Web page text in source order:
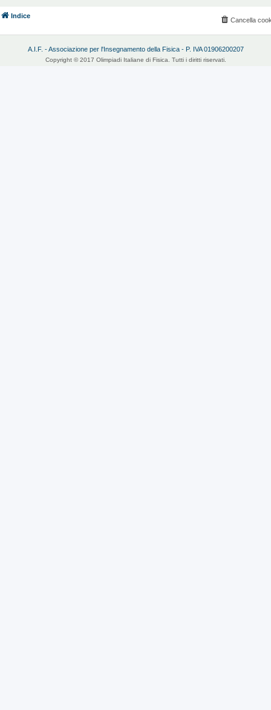
Indice
Cancella
A.I.F. - Associazione per l'Insegnamento della Fisica - P. IVA 01906200207
Copyright © 2017 Olimpiadi Italiane di Fisica. Tutti i diritti riservati.